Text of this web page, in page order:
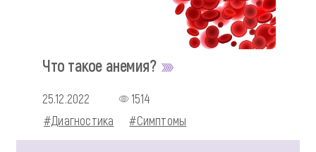
Что такое анемия?
25.12.2022
1514
#Диагностика
#Симптомы